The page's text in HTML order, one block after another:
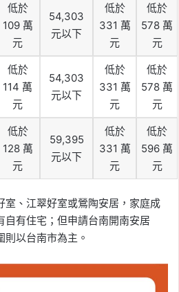
低於
109 萬
元
54,303
元以下
低於
331 萬
元
低於
578 萬
元
低於
114 萬
元
54,303
元以下
低於
331 萬
元
低於
578 萬
元
低於
128 萬
元
59,395
元以下
低於
331 萬
元
低於
596 萬
元
室、江翠好室或鶯陶安居，家庭成
自有住宅；但申請台南開南安居
則以台南市為主。